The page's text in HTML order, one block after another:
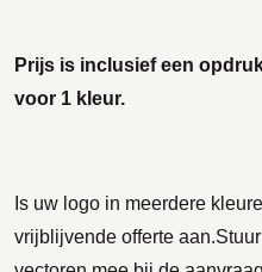
Prijs is inclusief een
voor 1 kleur.
Is uw logo in meerdere
vrijblijvende offerte